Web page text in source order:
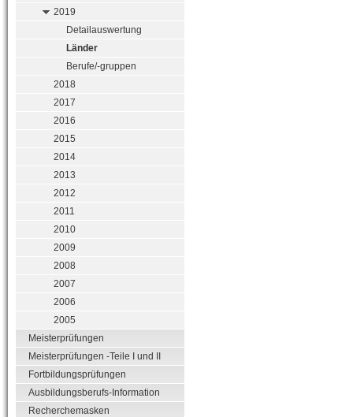
2019
Detailauswertung
Länder
Berufe/-gruppen
2018
2017
2016
2015
2014
2013
2012
2011
2010
2009
2008
2007
2006
2005
Meisterprüfungen
Meisterprüfungen -Teile I und II
Fortbildungsprüfungen
Ausbildungsberufs-Information
Recherchemasken